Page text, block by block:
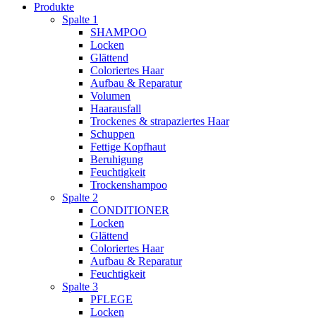
Produkte
Spalte 1
SHAMPOO
Locken
Glättend
Coloriertes Haar
Aufbau & Reparatur
Volumen
Haarausfall
Trockenes & strapaziertes Haar
Schuppen
Fettige Kopfhaut
Beruhigung
Feuchtigkeit
Trockenshampoo
Spalte 2
CONDITIONER
Locken
Glättend
Coloriertes Haar
Aufbau & Reparatur
Feuchtigkeit
Spalte 3
PFLEGE
Locken